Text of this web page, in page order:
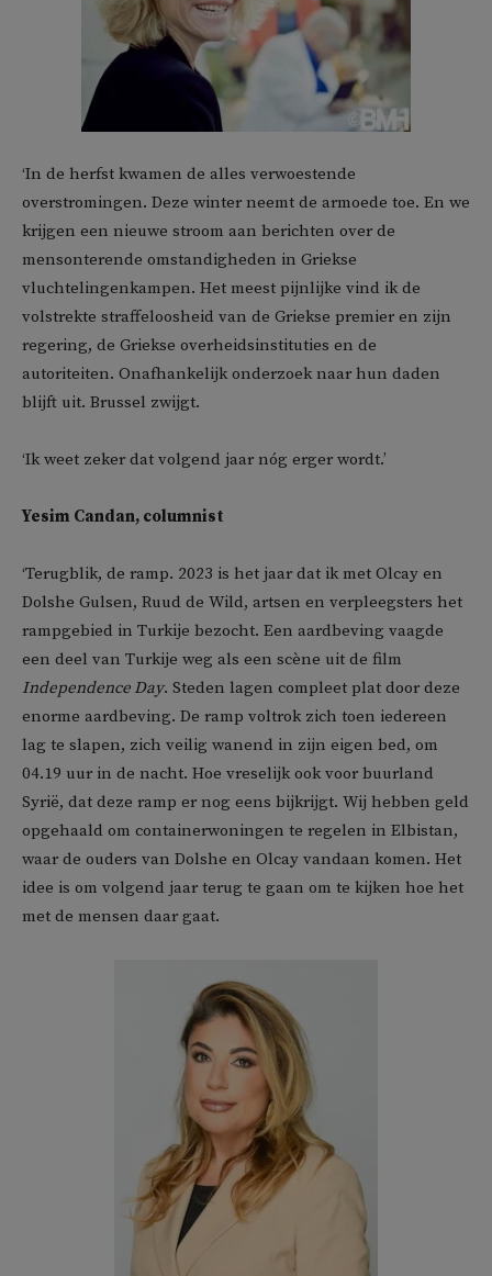
‘In de herfst kwamen de alles verwoestende
overstromingen. Deze winter neemt de armoede toe. En we
krijgen een nieuwe stroom aan berichten over de
mensonterende omstandigheden in Griekse
vluchtelingenkampen. Het meest pijnlijke vind ik de
volstrekte straffeloosheid van de Griekse premier en zijn
regering, de Griekse overheidsinstituties en de
autoriteiten. Onafhankelijk onderzoek naar hun daden
blijft uit. Brussel zwijgt.
‘Ik weet zeker dat volgend jaar nóg erger wordt.’
Yesim Candan, columnist
‘Terugblik, de ramp. 2023 is het jaar dat ik met Olcay en
Dolshe Gulsen, Ruud de Wild, artsen en verpleegsters het
rampgebied in Turkije bezocht. Een aardbeving vaagde
een deel van Turkije weg als een scène uit de film
Independence Day. Steden lagen compleet plat door deze
enorme aardbeving. De ramp voltrok zich toen iedereen
lag te slapen, zich veilig wanend in zijn eigen bed, om
04.19 uur in de nacht. Hoe vreselijk ook voor buurland
Syrië, dat deze ramp er nog eens bijkrijgt. Wij hebben geld
opgehaald om containerwoningen te regelen in Elbistan,
waar de ouders van Dolshe en Olcay vandaan komen. Het
idee is om volgend jaar terug te gaan om te kijken hoe het
met de mensen daar gaat.